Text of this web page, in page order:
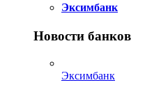
Эксимбанк
Новости банков
Эксимбанк